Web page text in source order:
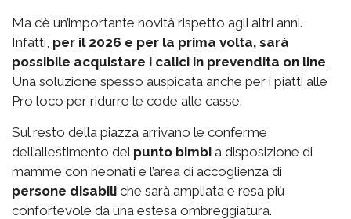
Ma c’è un’importante novità rispetto agli altri anni.
Infatti, per il 2026 e per la prima volta, sarà
possibile acquistare i calici in prevendita on line.
Una soluzione spesso auspicata anche per i piatti alle
Pro loco per ridurre le code alle casse.
Sul resto della piazza arrivano le conferme
dell’allestimento del punto bimbi a disposizione di
mamme con neonati e l’area di accoglienza di
persone disabili che sarà ampliata e resa più
confortevole da una estesa ombreggiatura.